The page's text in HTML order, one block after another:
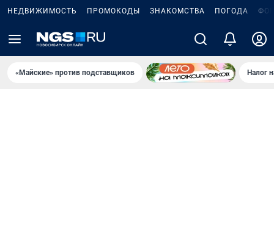
НЕДВИЖИМОСТЬ ПРОМОКОДЫ ЗНАКОМСТВА ПОГОДА
«Майские» против подставщиков Налог